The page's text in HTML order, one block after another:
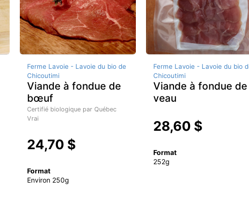
Ferme Lavoie - Lavoie du bio de
Chicoutimi
Viande à fondue de
bœuf
Certifié biologique par Québec
Vrai
24,70 $
Format
Environ 250g
Ferme Lavoie - Lavoie du bio
Chicoutimi
Viande à fondue de
veau
28,60 $
Format
252g